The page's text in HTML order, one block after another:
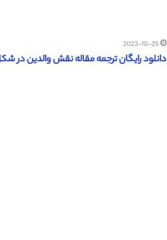
2023-10-25
دانلود رایگان ترجمه مقاله نقش والدین در